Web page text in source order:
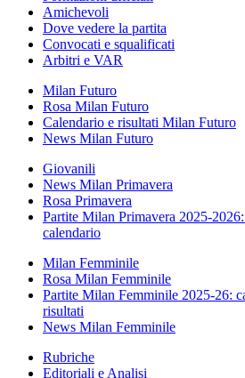
Amichevoli
Dove vedere la partita
Convocati e squalificati
Arbitri e VAR
Milan Futuro
Rosa Milan Futuro
Calendario e risultati Milan Futuro
News Milan Futuro
Giovanili
News Milan Primavera
Rosa Primavera
Partite Milan Primavera 2025-
calendario
Milan Femminile
Rosa Milan Femminile
Partite Milan Femminile 2025-26:
risultati
News Milan Femminile
Rubriche
Editoriali e Analisi